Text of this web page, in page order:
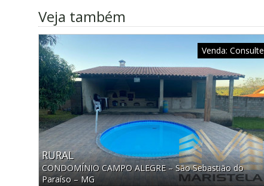
Veja também
RURAL
CONDOMÍNIO CAMPO ALEGRE–São Sebastião do
Paraíso– MG
Venda: Consulte